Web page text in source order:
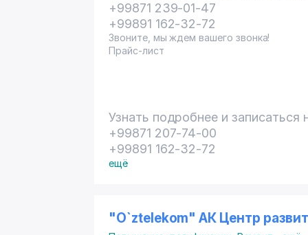
+99871 239-01-47
+99891 162-32-72
Звоните, мы ждем вашего звонка!
Прайс-лист
Узнать подробнее и
+99871 207-74-00
+99891 162-32-72
ещё
"O`ztelekom" АК Центр